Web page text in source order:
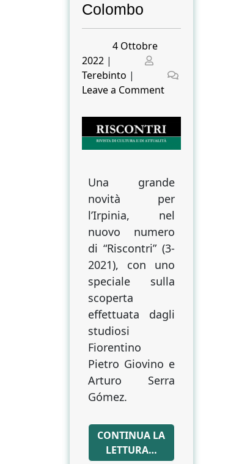
Colombo
Posted
4 Ottobre
2022 |
Posted
Terebinto |
Leave a Commenton
san
Giacomo
di
di
Colombo
Una grande
novità per
l’Irpinia, nel
nuovo numero
di “Riscontri” (3-
2021), con uno
speciale sulla
scoperta
effettuata dagli
studiosi
Fiorentino
Pietro Giovino e
Arturo Serra
Gómez.
CONTINUA LA
LETTURA…